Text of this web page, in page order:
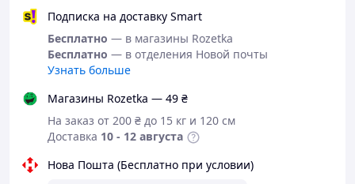
Особая конструкция соблазнительно
подчеркивает ягодицы.
Резинки отлично тянутся, поэтому не будут
пережимать тело.
Один размер, подходит для большинства.
Палитра из разных цветов поможет Вам
выбрать нужный вариант для игр.
Характеристики:
Подписка на доставку Smart
Бесплатно — в магазины Rozetka
Бесплатно — в отделения Новой почты
Узнать больше
Магазины Rozetka — 49 ₴
На заказ от 200 ₴ до 15 кг и 120 см
Доставка 10 - 12 августа
Нова Пошта (Бесплатно при условии)